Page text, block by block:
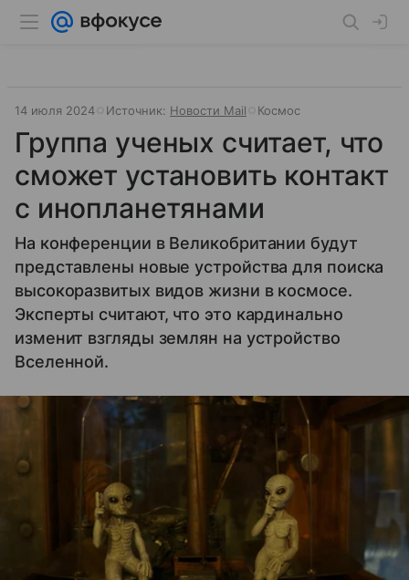
14 июля 2024 Источник: Новости Mail Космос
Группа ученых считает, что
сможет установить контакт
с инопланетянами
На конференции в Великобритании будут
представлены новые устройства для поиска
высокоразвитых видов жизни в космосе.
Эксперты считают, что это кардинально
изменит взгляды землян на устройство
Вселенной.